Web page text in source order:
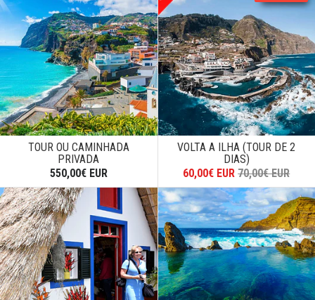
TOUR OU CAMINHADA
PRIVADA
550,00€ EUR
VOLTA A ILHA (TOUR DE 2
DIAS)
60,00€ EUR 70,00€ EUR